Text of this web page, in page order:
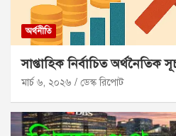
অর্থনীতি
সাপ্তাহিক নির্বাচিত অর্থনৈতিক
মার্চ ৬, ২০২৬ ডেস্ক রিপোট